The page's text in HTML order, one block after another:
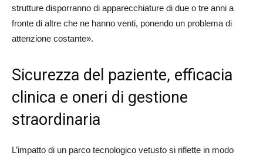
strutture disporranno di apparecchiature di due o tre anni a
fronte di altre che ne hanno venti, ponendo un problema di
attenzione costante».
Sicurezza del paziente, efficacia
clinica e oneri di gestione
straordinaria
L’impatto di un parco tecnologico vetusto si riflette in modo